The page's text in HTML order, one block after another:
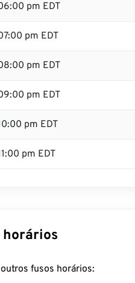
pm EDT
pm EDT
pm EDT
pm EDT
pm EDT
pm EDT
horários
fusos horários: